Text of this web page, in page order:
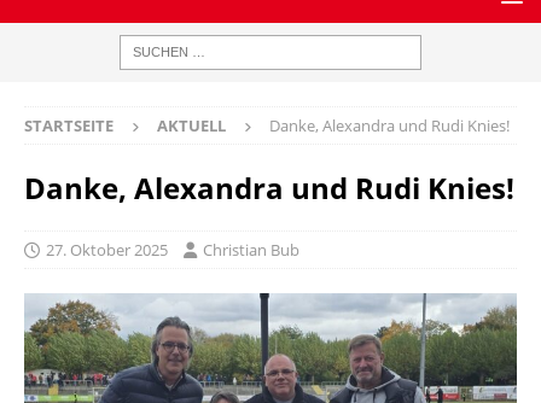
STARTSEITE AKTUELL Danke, Alexandra und Rudi Knies!
Danke, Alexandra und Rudi Knies!
27. Oktober 2025 Christian Bub